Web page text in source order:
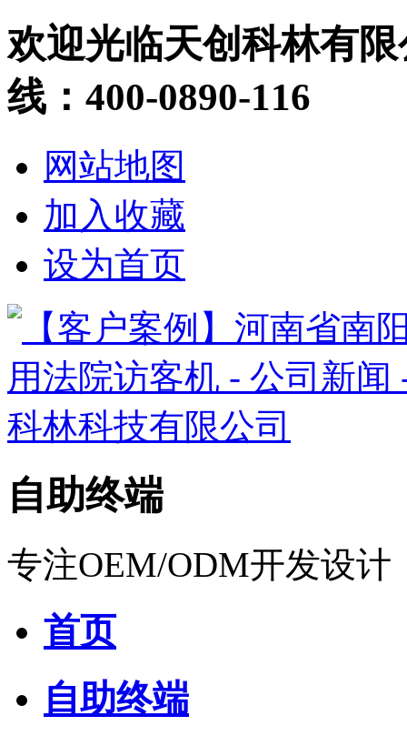
欢迎光临天创科林有
线：400-0890-116
网站地图
加入收藏
设为首页
自助终端
专注OEM/ODM开发设计
首页
自助终端